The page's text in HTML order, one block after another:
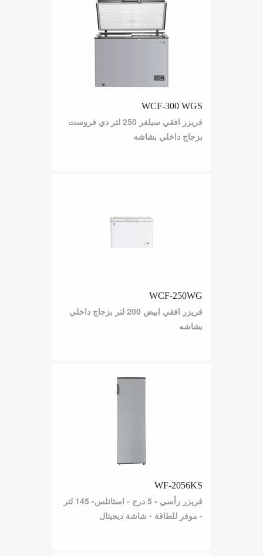
WCF-300 WGS
فريزر افقي سيلفر 250 لتر دي فروست
بزجاج داخلي بشاشه
WCF-250WG
فريزر افقي ابيض 200 لتر بزجاج داخلي
بشاشه
WF-2056KS
فريزر رأسي - 5 درج - استانلس- 145 لتر
- موفر للطاقة - شاشة ديجيتال